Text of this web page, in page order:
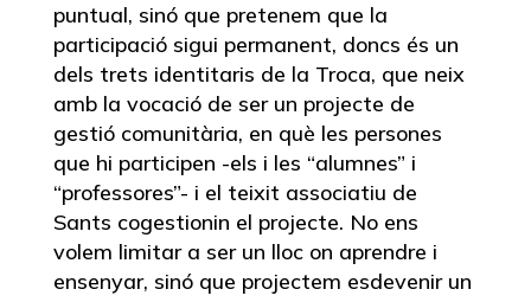
puntual, sinó que pretenem que la
participació sigui permanent, doncs és un
dels trets identitaris de la Troca, que neix
amb la vocació de ser un projecte de
gestió comunitària, en què les persones
que hi participen -els i les “alumnes” i
“professores”- i el teixit associatiu de
Sants cogestionin el projecte. No ens
volem limitar a ser un lloc on aprendre i
ensenyar, sinó que projectem esdevenir un